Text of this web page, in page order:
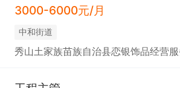
3000-6000元/月
中和街道
秀山土家族苗族自治县恋银饰品经营